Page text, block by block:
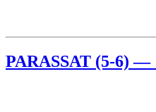
PARASSAT (5-6) —